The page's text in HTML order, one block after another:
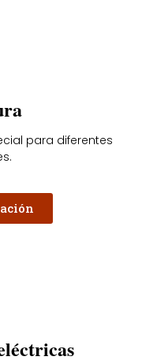
para diferentes